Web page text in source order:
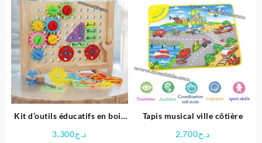
Kit d’outils éducatifs en bois
د.ج3,300
Tapis musical ville côtière
د.ج2,700